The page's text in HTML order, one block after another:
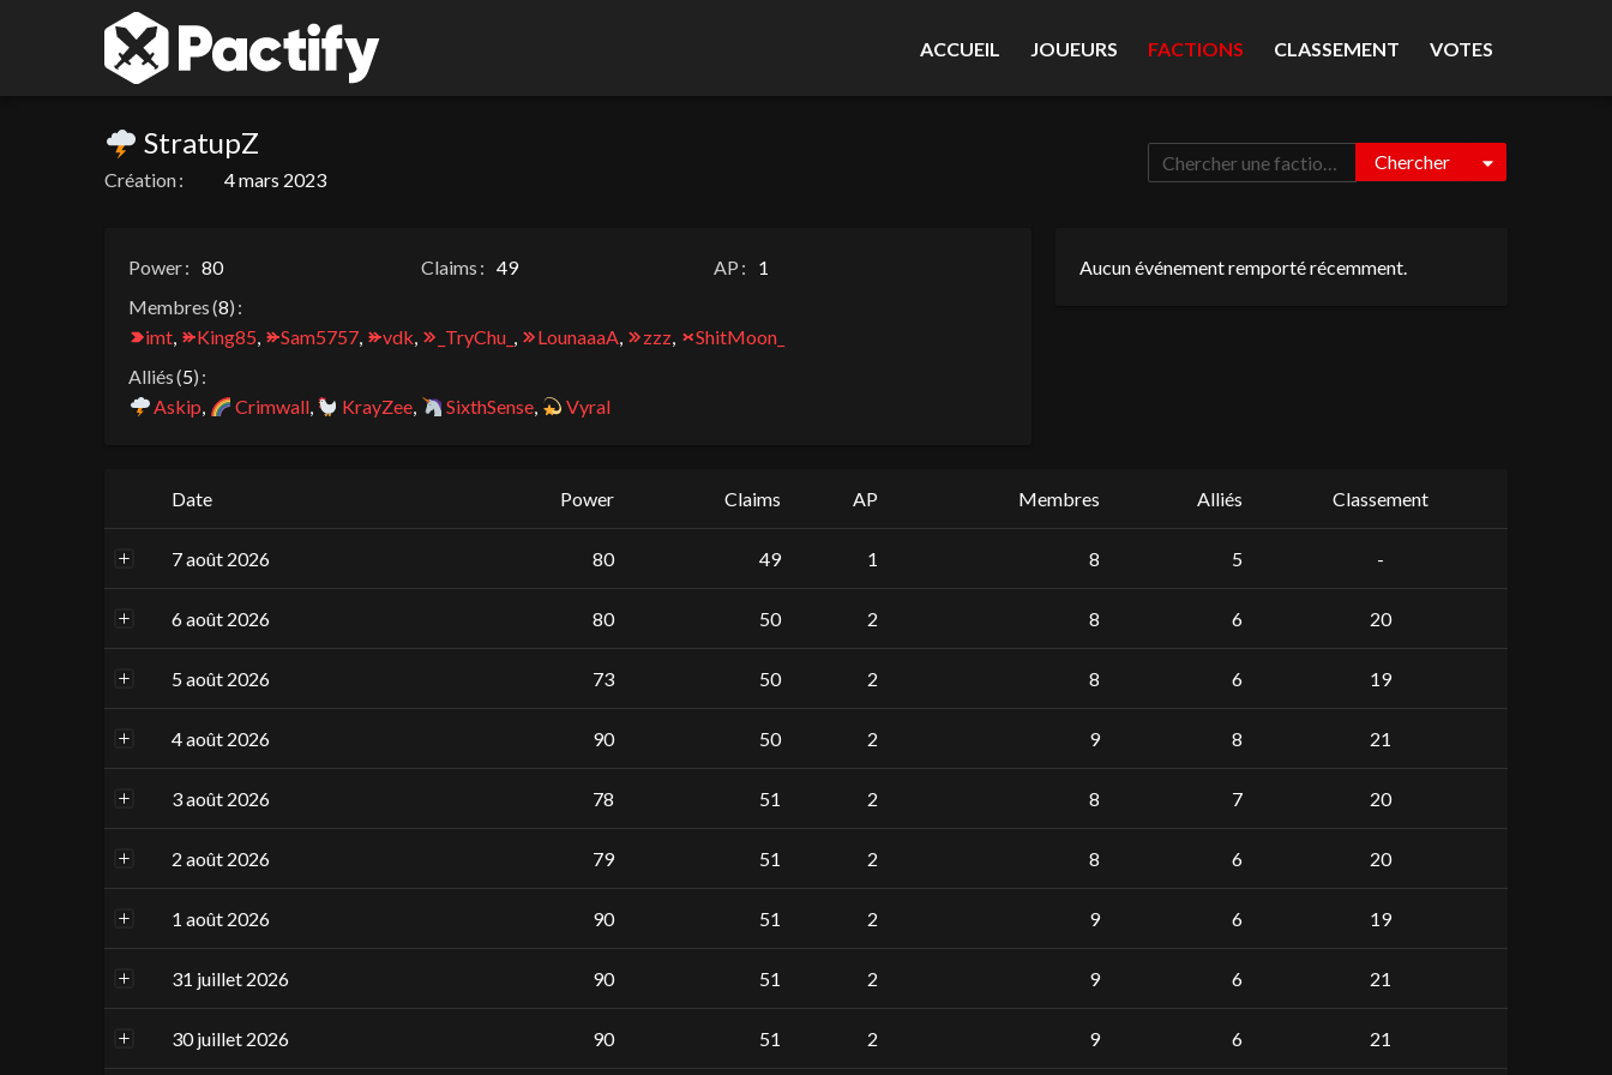
ACCUEIL JOUEURS FACTIONS CLASSEMENT VOTES
Chercher
StratupZ
Création : 4 mars 2023
Power : 80 Claims : 49 AP :
1
Membres (8) :
imt, King85, Sam5757, vdk, _TryChu_ , LounaaaA, zzz,
ShitMoon_
Alliés (5) :
Askip, Crimwall, KrayZee, SixthSense, Vyral
Aucun événement remporté récemment.
Date Power Claims AP Membres Alliés Classement
7 août 2026 80 49 1 8 5 -
6 août 2026 80 50 2 8 6 20
5 août 2026 73 50 2 8 6 19
4 août 2026 90 50 2 9 8 21
3 août 2026 78 51 2 8 7 20
2 août 2026 79 51 2 8 6 20
1 août 2026 90 51 2 9 6 19
31 juillet 2026 90 51 2 9 6 21
30 juillet 2026 90 51 2 9 6 21